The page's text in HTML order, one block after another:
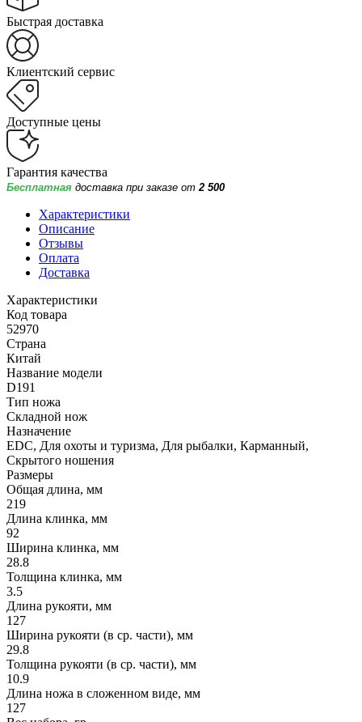
Быстрая доставка
Клиентский сервис
Доступные цены
Гарантия качества
Бесплатная доставка при заказе от 2 500
Характеристики
Описание
Отзывы
Оплата
Доставка
Характеристики
Код товара
52970
Страна
Китай
Название модели
D191
Тип ножа
Складной нож
Назначение
EDC, Для охоты и туризма, Для рыбалки, Карманный,
Скрытого ношения
Размеры
Общая длина, мм
219
Длина клинка, мм
92
Ширина клинка, мм
28.8
Толщина клинка, мм
3.5
Длина рукояти, мм
127
Ширина рукояти (в ср. части), мм
29.8
Толщина рукояти (в ср. части), мм
10.9
Длина ножа в сложенном виде, мм
127